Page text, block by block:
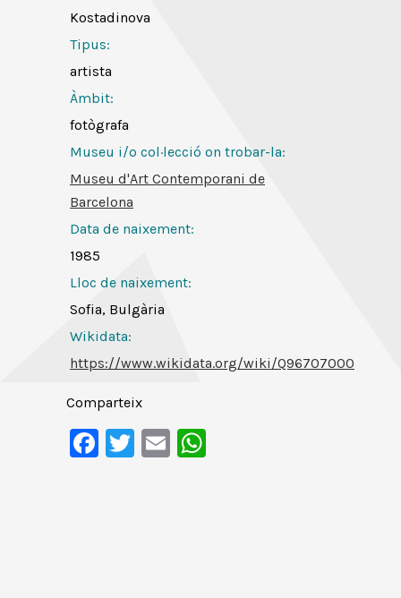
Kostadinova
Tipus:
artista
Àmbit:
fotògrafa
Museu i/o col·lecció on trobar-la:
Museu d'Art Contemporani de
Barcelona
Data de naixement:
1985
Lloc de naixement:
Sofia, Bulgària
Wikidata:
https://www.wikidata.org/wiki/Q96707000
Comparteix
Facebook
Twitter
Email